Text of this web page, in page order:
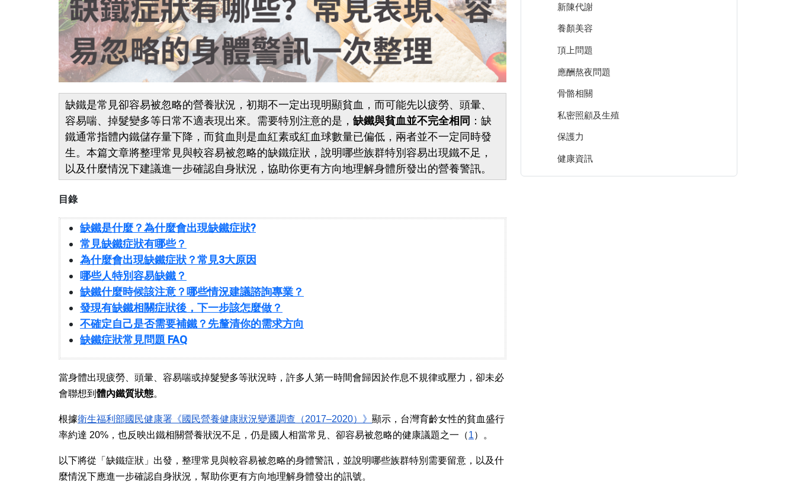
缺鐵是常見卻容易被忽略的營養狀況，初期不一定出現明顯貧血，而可能先以疲勞、頭暈、
容易喘、掉髮變多等日常不適表現出來。需要特別注意的是， 缺鐵與貧血並不完全相同 ：缺
鐵通常指體內鐵儲存量下降，而貧血則是血紅素或紅血球數量已偏低，兩者並不一定同時發
生。本篇文章將整理常見與較容易被忽略的缺鐵症狀，說明哪些族群特別容易出現鐵不足，
以及什麼情況下建議進一步確認自身狀況，協助你更有方向地理解身體所發出的營養警訊。
目錄
缺鐵是什麼？為什麼會出現缺鐵症狀?
常見缺鐵症狀有哪些？
為什麼會出現缺鐵症狀？常見3大原因
哪些人特別容易缺鐵？
缺鐵什麼時候該注意？哪些情況建議諮詢專業？
發現有缺鐵相關症狀後，下一步該怎麼做？
不確定自己是否需要補鐵？先釐清你的需求方向
缺鐵症狀常見問題 FAQ
當身體出現疲勞、頭暈、容易喘或掉髮變多等狀況時，許多人第一時間會歸因於作息不規律或壓力，卻未必
會聯想到 體內鐵質狀態。
根據衛生福利部國民健康署《國民營養健康狀況變遷調查（2017–2020）》 顯示，台灣育齡女性的貧血盛行
率約達 20%，也反映出鐵相關營養狀況不足，仍是國人相當常見、卻容易被忽略的健康議題之一（1）。
以下將從「缺鐵症狀」出發，整理常見與較容易被忽略的身體警訊，並說明哪些族群特別需要留意，以及什
麼情況下應進一步確認自身狀況，幫助你更有方向地理解身體發出的訊號。
新陳代謝
養顏美容
頂上問題
應酬熬夜問題
骨骼相關
私密照顧及生殖
保護力
健康資訊